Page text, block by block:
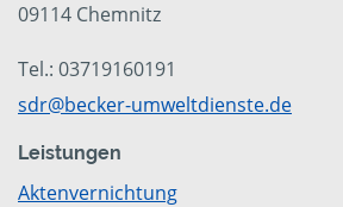
09114 Chemnitz
Tel.: 03719160191
sdr@becker-umweltdienste.de
Leistungen
Aktenvernichtung